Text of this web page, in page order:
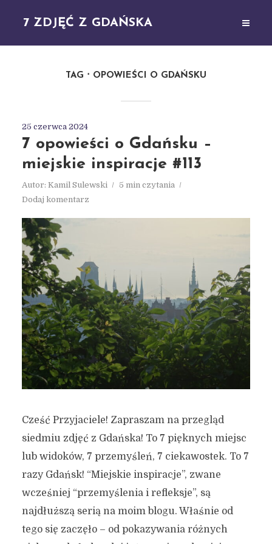
7 ZDJĘĆ Z GDAŃSKA
TAG OPOWIEŚCI O GDAŃSKU
25 czerwca 2024
7 opowieści o Gdańsku –
miejskie inspiracje #113
Autor: Kamil Sulewski
5 min czytania
Dodaj komentarz
Cześć Przyjaciele! Zapraszam na przegląd
siedmiu zdjęć z Gdańska! To 7 pięknych miejsc
lub widoków, 7 przemyśleń, 7 ciekawostek. To 7
razy Gdańsk! “Miejskie inspiracje”, zwane
wcześniej “przemyślenia i refleksje”, są
najdłuższą serią na moim blogu. Właśnie od
tego się zaczęło – od pokazywania różnych